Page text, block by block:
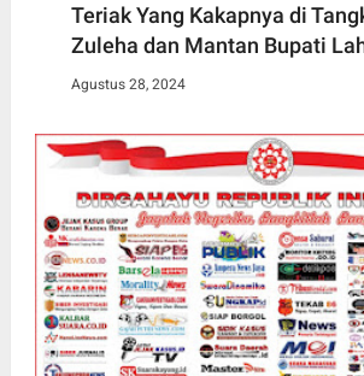
Teriak Yang Kakapnya di
Zuleha dan Mantan Bupati
Agustus 28, 2024